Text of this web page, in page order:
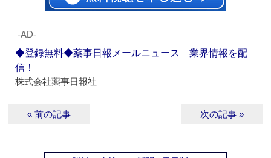
‐AD‐
◆登録無料◆薬事日報メールニュース 業界情報を配
信！
株式会社薬事日報社
« 前の記事 次の記事 »